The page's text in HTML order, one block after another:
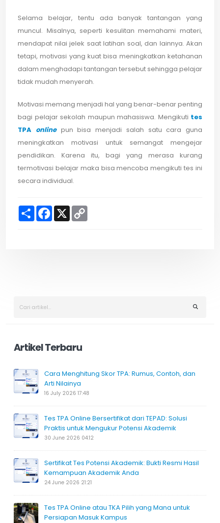
Selama belajar, tentu ada banyak tantangan yang
muncul. Misalnya, seperti kesulitan memahami materi,
mendapat nilai jelek saat latihan soal, dan lainnya. Akan
tetapi, motivasi yang kuat bisa meningkatkan ketahanan
dalam menghadapi tantangan tersebut sehingga pelajar
tidak mudah menyerah.
Motivasi memang menjadi hal yang benar-benar penting
bagi pelajar sekolah maupun mahasiswa. Mengikuti tes
TPA onlinepun bisa menjadi salah satu cara guna
meningkatkan motivasi untuk semangat mengejar
pendidikan. Karena itu, bagi yang merasa kurang
termotivasi belajar maka bisa mencoba mengikuti tes ini
secara individual.
S
F
X
Artikel Terbaru
Cara Menghitung Skor TPA: Rumus, Contoh, dan
Arti Nilainya
16 July 2026 17:48
Tes TPA Online Bersertifikat dari TEPAD: Solusi
Praktis untuk Mengukur Potensi Akademik
30 June 2026 04:12
Sertifikat Tes Potensi Akademik: Bukti Resmi Hasil
Kemampuan Akademik Anda
24 June 2026 21:21
Tes TPA Online atau TKA Pilih yang Mana untuk
Persiapan Masuk Kampus